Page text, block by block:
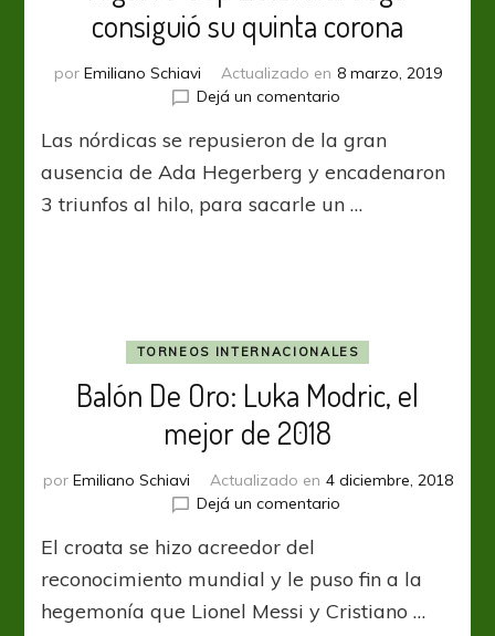
consiguió su quinta corona
por Emiliano Schiavi Actualizado en 8 marzo, 2019
Dejá un comentarioen
Cup
2019:
consiguió
Las nórdicas se repusieron de la gran
ausencia de Ada Hegerberg y encadenaron
3 triunfos al hilo, para sacarle un …
TORNEOS INTERNACIONALES
Balón De Oro: Luka Modric, el
mejor de 2018
por Emiliano Schiavi Actualizado en 4 diciembre, 2018
Dejá un comentarioen
Oro:
Modric,
El croata se hizo acreedor del
reconocimiento mundial y le puso fin a la
hegemonía que Lionel Messi y Cristiano …